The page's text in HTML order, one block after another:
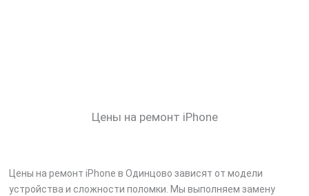
Цены на ремонт iPhone
Цены на ремонт iPhone в Одинцово зависят от модели
устройства и сложности поломки. Мы выполняем замену